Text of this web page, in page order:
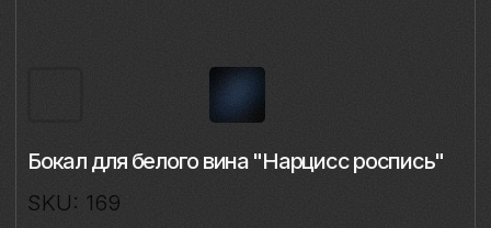
Описание